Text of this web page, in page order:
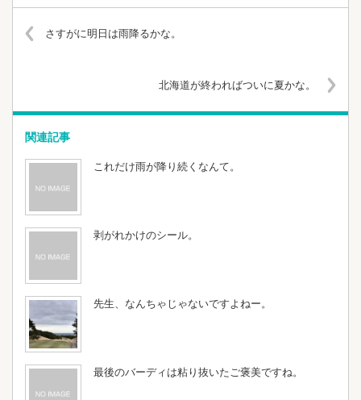
さすがに明日は雨降るかな。
北海道が終わればついに夏かな。
関連記事
これだけ雨が降り続くなんて。
剥がれかけのシール。
先生、なんちゃじゃないですよねー。
最後のバーディは粘り抜いたご褒美ですね。